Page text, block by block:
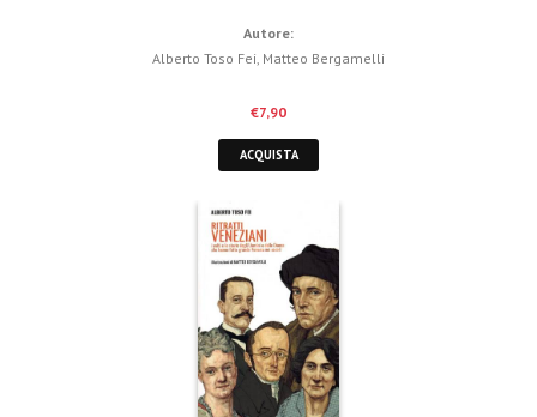
Autore:
Alberto Toso Fei, Matteo Bergamelli
€7,90
ACQUISTA